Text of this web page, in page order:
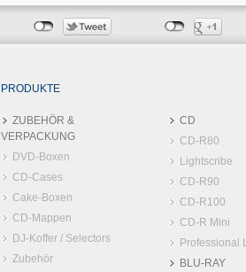
PRODUKTE
ZUBEHÖR &
VERPACKUNG
DVD-Boxen
CD-Cases
Cake-Boxen
CD-Mappen
DJ-Koffer / Selectors
Zubehör
CD
CD-R80
Lightscribe
CD-R90
CD-R100
CD-R Mini
Professional
BLU-RAY